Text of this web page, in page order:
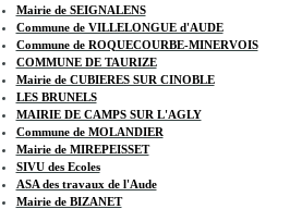
Mairie de SEIGNALENS
Commune de VILLELONGUE d'AUDE
Commune de ROQUECOURBE-MINERVOIS
COMMUNE DE TAURIZE
Mairie de CUBIERES SUR CINOBLE
LES BRUNELS
MAIRIE DE CAMPS SUR L'AGLY
Commune de MOLANDIER
Mairie de MIREPEISSET
SIVU des Ecoles
ASA des travaux de l'Aude
Mairie de BIZANET